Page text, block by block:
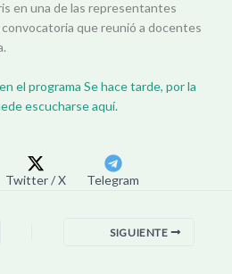
en una de las representantes
que reunió a docentes
el programa Se hace tarde, por la
escucharse aquí.
Twitter / X Telegram
SIGUIENTE